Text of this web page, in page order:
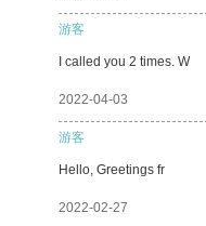
游客
I called you 2 times. W
2022-04-03
游客
Hello, Greetings fr
2022-02-27